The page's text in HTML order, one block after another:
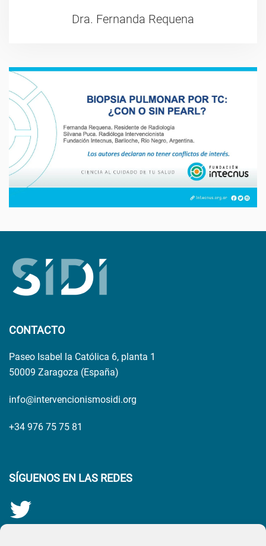
Dra. Fernanda Requena
CONTACTO
Paseo Isabel la Católica 6, planta 1
50009 Zaragoza (España)
info@intervencionismosidi.org
+34 976 75 75 81
SÍGUENOS EN LAS REDES